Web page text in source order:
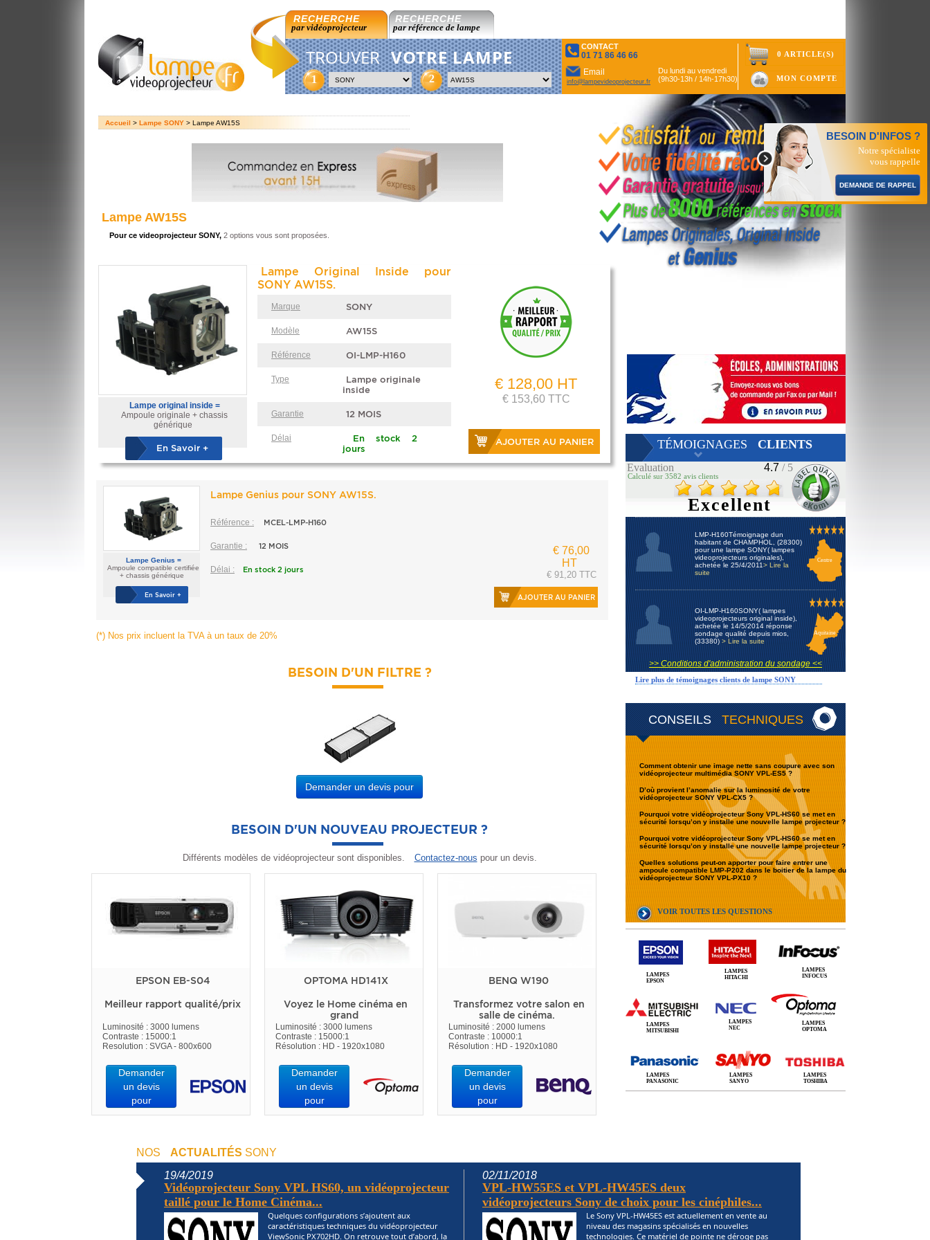
RECHERCHE
par vidéoprojecteur
RECHERCHE
par référence de lampe
TROUVER VOTRE LAMPE
1 2
CONTACT
01 71 86 46 66
Email
info@lampevideoprojecteur.fr
Du lundi au vendredi
(9h30-13h / 14h-17h30)
0 ARTICLE(S)
MON COMPTE
Accueil > Lampe SONY > Lampe AW15S
CONSEILS TECHNIQUES
BESOIN D'INFOS ?
Notre spécialiste
vous rappelle
DEMANDE DE RAPPEL
Comment obtenir une image nette sans coupure avec son
vidéoprojecteur multimédia SONY VPL-ES5 ?
D’où provient l’anomalie sur la luminosité de votre
vidéoprojecteur SONY VPL-CX5 ?
Pourquoi votre vidéoprojecteur Sony VPL-HS60 se met en
sécurité lorsqu’on y installe une nouvelle lampe projecteur ?
Pourquoi votre vidéoprojecteur Sony VPL-HS60 se met en
sécurité lorsqu’on y installe une nouvelle lampe projecteur ?
Quelles solutions peut-on apporter pour faire entrer une
ampoule compatible LMP-P202 dans le boitier de la lampe du
vidéoprojecteur SONY VPL-PX10 ?
VOIR TOUTES LES QUESTIONS
TÉMOIGNAGES CLIENTS
Evaluation 4.7 / 5
Calculé sur 3582 avis clients
Excellent
LMP-H160Témoignage dun
habitant de CHAMPHOL, (28300)
pour une lampe SONY( lampes
videoprojecteurs originales),
achetée le 25/4/2011> Lire la
suite
Centre
OI-LMP-H160SONY( lampes
videoprojecteurs original inside),
achetée le 14/5/2014 réponse
sondage qualité depuis mios,
(33380) > Lire la suite
Aquitaine
>> Conditions d'administration du sondage <<
Lire plus de témoignages clients de lampe SONY
LAMPES
EPSON
LAMPES
HITACHI
LAMPES
INFOCUS
LAMPES
MITSUBISHI
LAMPES
NEC
LAMPES
OPTOMA
LAMPES
PANASONIC
LAMPES
SANYO
LAMPES
TOSHIBA
Lampe AW15S
Pour ce videoprojecteur SONY, 2 options vous sont proposées.
Lampe original inside =
Ampoule originale + chassis
générique
En Savoir +
Lampe Original Inside pour
SONY AW15S.
Marque SONY
Modèle AW15S
Référence OI-LMP-H160
Type
Lampe originale
inside
Garantie 12 MOIS
Délai
En stock 2
jours
€ 128,00 HT
€ 153,60 TTC
AJOUTER AU PANIER
Lampe Genius =
Ampoule compatible certifiée
+ chassis générique
En Savoir +
Lampe Genius pour SONY AW15S.
Référence : MCEL-LMP-H160
Garantie : 12 MOIS
Délai : En stock 2 jours
€ 76,00
HT
€ 91,20 TTC
AJOUTER AU PANIER
(*) Nos prix incluent la TVA à un taux de 20%
BESOIN D'UN FILTRE ?
Demander un devis pour
BESOIN D'UN NOUVEAU PROJECTEUR ?
Différents modèles de vidéoprojecteur sont disponibles. Contactez-nous pour un devis.
EPSON EB-S04
Meilleur rapport qualité/prix
Luminosité : 3000 lumens
Contraste : 15000:1
Resolution : SVGA - 800x600
Demander
un devis
pour
OPTOMA HD141X
Voyez le Home cinéma en
grand
Luminosité : 3000 lumens
Contraste : 15000:1
Résolution : HD - 1920x1080
Demander
un devis
pour
BENQ W190
Transformez votre salon en
salle de cinéma.
Luminosité : 2000 lumens
Contraste : 10000:1
Résolution : HD - 1920x1080
Demander
un devis
pour
NOS ACTUALITÉS SONY
19/4/2019
Vidéoprojecteur Sony VPL HS60, un vidéoprojecteur
taillé pour le Home Cinéma...
Quelques configurations s’ajoutent aux
caractéristiques techniques du vidéoprojecteur
ViewSonic PX702HD. On retrouve tout d’abord, la
02/11/2018
VPL-HW55ES et VPL-HW45ES deux
vidéoprojecteurs Sony de choix pour les cinéphiles...
Le Sony VPL-HW45ES est actuellement en vente au
niveau des magasins spécialisés en nouvelles
technologies. Ce matériel de pointe ne déroge pas